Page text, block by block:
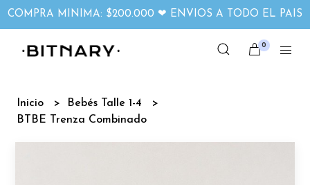
COMPRA MINIMA: $200.000 ❤ ENVIOS A TODO EL PAIS
0
Inicio
Bebés Talle 1-4
BTBE Trenza Combinado